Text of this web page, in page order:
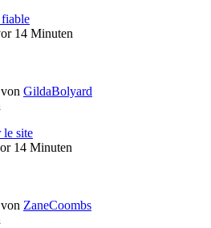
14 Minuten
von GildaBolyard
le site
14 Minuten
von ZaneCoombs